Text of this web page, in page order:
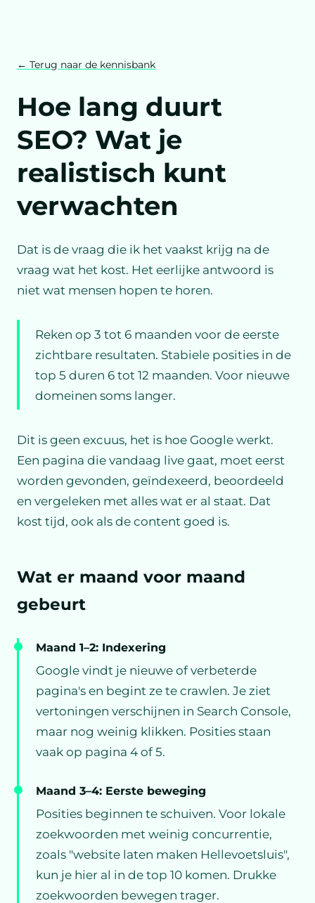
← Terug naar de kennisbank
Hoe lang duurt
SEO? Wat je
realistisch kunt
verwachten
Dat is de vraag die ik het vaakst krijg na de
vraag wat het kost. Het eerlijke antwoord is
niet wat mensen hopen te horen.
Reken op 3 tot 6 maanden voor de eerste
zichtbare resultaten. Stabiele posities in de
top 5 duren 6 tot 12 maanden. Voor nieuwe
domeinen soms langer.
Dit is geen excuus, het is hoe Google werkt.
Een pagina die vandaag live gaat, moet eerst
worden gevonden, geïndexeerd, beoordeeld
en vergeleken met alles wat er al staat. Dat
kost tijd, ook als de content goed is.
Wat er maand voor maand
gebeurt
Maand 1–2: Indexering
Google vindt je nieuwe of verbeterde
pagina's en begint ze te crawlen. Je ziet
vertoningen verschijnen in Search Console,
maar nog weinig klikken. Posities staan
vaak op pagina 4 of 5.
Maand 3–4: Eerste beweging
Posities beginnen te schuiven. Voor lokale
zoekwoorden met weinig concurrentie,
zoals "website laten maken Hellevoetsluis",
kun je hier al in de top 10 komen. Drukke
zoekwoorden bewegen trager.